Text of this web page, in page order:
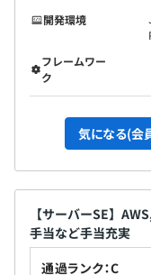
開発環境
フレームワー
ク
気になる(会
【サーバーSE】
手当など手当充実
通過ランク：C